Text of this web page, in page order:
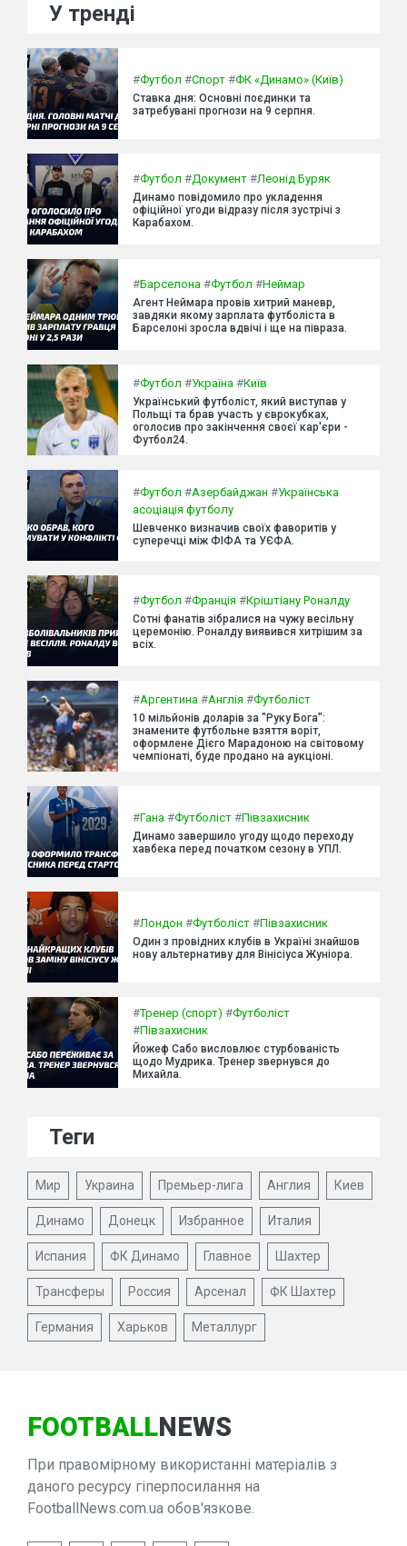
У тренді
#Футбол #Спорт #ФК «Динамо» (Київ)
Ставка дня: Основні поєдинки та
затребувані прогнози на 9 серпня.
#Футбол #Документ #Леонід Буряк
Динамо повідомило про укладення
офіційної угоди відразу після зустрічі з
Карабахом.
#Барселона #Футбол #Неймар
Агент Неймара провів хитрий маневр,
завдяки якому зарплата футболіста в
Барселоні зросла вдвічі і ще на півраза.
#Футбол #Україна #Київ
Український футболіст, який виступав у
Польщі та брав участь у єврокубках,
оголосив про закінчення своєї кар'єри -
Футбол24.
#Футбол #Азербайджан #Українська
асоціація футболу
Шевченко визначив своїх фаворитів у
суперечці між ФІФА та УЄФА.
#Футбол #Франція #Кріштіану Роналду
Сотні фанатів зібралися на чужу весільну
церемонію. Роналду виявився хитрішим за
всіх.
#Аргентина #Англія #Футболіст
10 мільйонів доларів за "Руку Бога":
знамените футбольне взяття воріт,
оформлене Дієго Марадоною на світовому
чемпіонаті, буде продано на аукціоні.
#Гана #Футболіст #Півзахисник
Динамо завершило угоду щодо переходу
хавбека перед початком сезону в УПЛ.
#Лондон #Футболіст #Півзахисник
Один з провідних клубів в Україні знайшов
нову альтернативу для Вінісіуса Жуніора.
#Тренер (спорт) #Футболіст
#Півзахисник
Йожеф Сабо висловлює стурбованість
щодо Мудрика. Тренер звернувся до
Михайла.
Теги
Мир Украина Премьер-лига Англия Киев
Динамо Донецк Избранное Италия
Испания ФК Динамо Главное Шахтер
Трансферы Россия Арсенал ФК Шахтер
Германия Харьков Металлург
FOOTBALLNEWS
При правомірному використанні матеріалів з
даного ресурсу гіперпосилання на
FootballNews.com.ua обов'язкове.